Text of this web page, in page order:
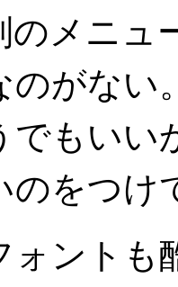
のメニュ
のがない
でもいい
のをつけ
ォントも